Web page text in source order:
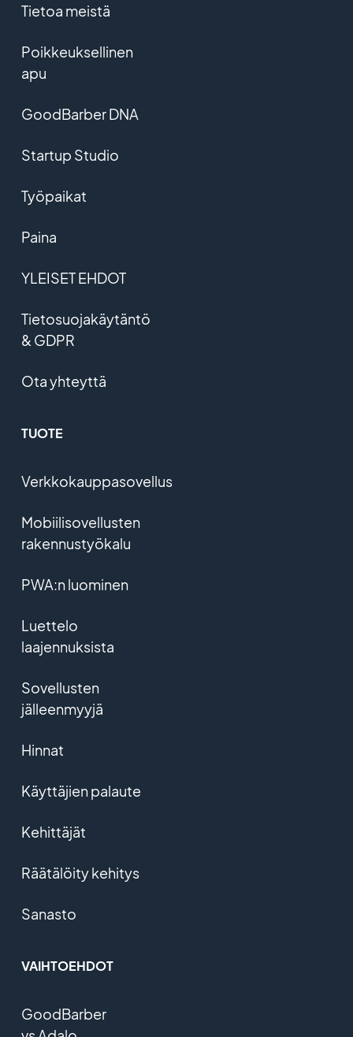
Tietoa meistä
Poikkeuksellinen
apu
GoodBarber DNA
Startup Studio
Työpaikat
Paina
YLEISET EHDOT
Tietosuojakäytäntö
& GDPR
Ota yhteyttä
TUOTE
Verkkokauppasovellus
Mobiilisovellusten
rakennustyökalu
PWA:n luominen
Luettelo
laajennuksista
Sovellusten
jälleenmyyjä
Hinnat
Käyttäjien palaute
Kehittäjät
Räätälöity kehitys
Sanasto
VAIHTOEHDOT
GoodBarber